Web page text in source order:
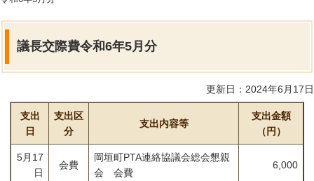
議長交際費令和6年5月分
更新日：2024年6月17日
支出
日
支出区
分
支出内容等
支出金額
（円）
5月17
日
会費
岡垣町PTA連絡協議会総会懇親
会 会費
6,000